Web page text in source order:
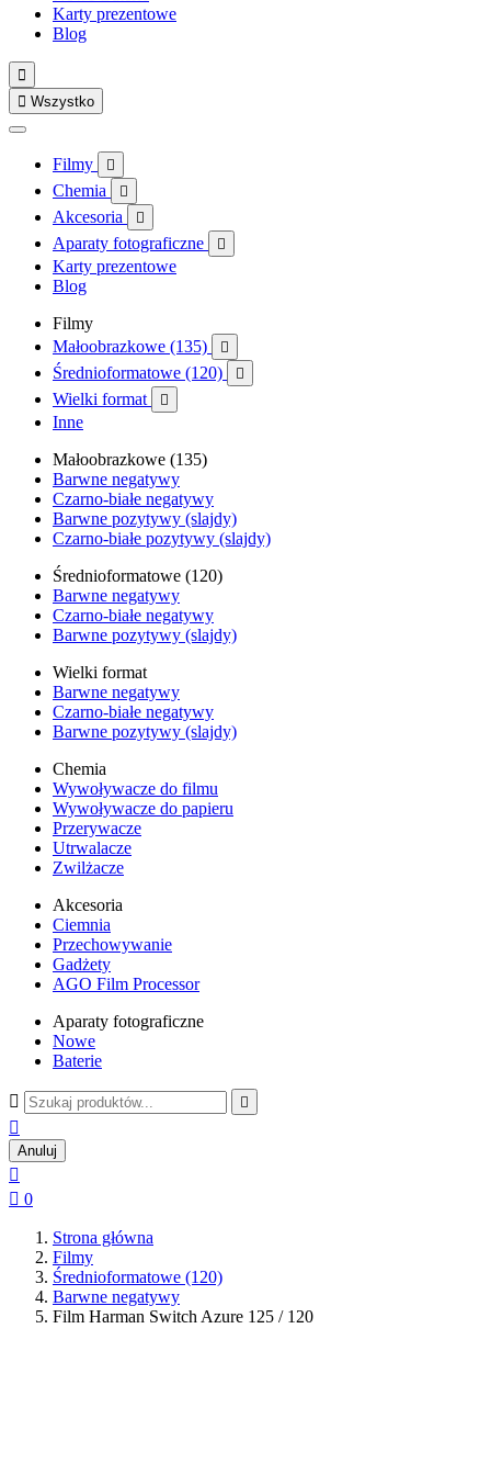
Karty prezentowe
Blog

 Wszystko
Filmy 
Chemia 
Akcesoria 
Aparaty fotograficzne 
Karty prezentowe
Blog
Filmy
Małoobrazkowe (135)

Średnioformatowe (120) 
Wielki format 
Inne
Małoobrazkowe (135)
Barwne negatywy
Czarno-białe negatywy
Barwne pozytywy (slajdy)
Czarno-białe pozytywy (slajdy)
Średnioformatowe (120)
Barwne negatywy
Czarno-białe negatywy
Barwne pozytywy (slajdy)
Wielki format
Barwne negatywy
Czarno-białe negatywy
Barwne pozytywy (slajdy)
Chemia
Wywoływacze do filmu
Wywoływacze do papieru
Przerywacze
Utrwalacze
Zwilżacze
Akcesoria
Ciemnia
Przechowywanie
Gadżety
AGO Film Processor
Aparaty fotograficzne
Nowe
Baterie
 

Anuluj

 0
Strona główna
Filmy
Średnioformatowe (120)
Barwne negatywy
Film Harman Switch Azure 125 / 120